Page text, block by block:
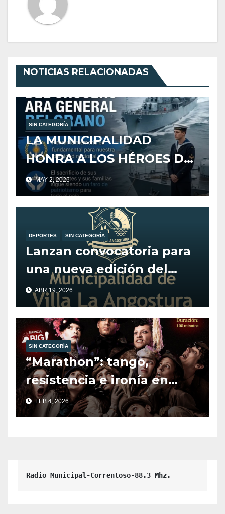
NOTICIAS RELACIONADAS
SIN CATEGORÍA
LA MUNICIPALIDAD
HONRA A LOS HÉROES DEL
CRUCERO ARA GENERAL
BELGRANO
MAY 2, 2026
DEPORTES SIN CATEGORÍA
Lanzan convocatoria para
una nueva edición del
programa Alentando el
Deporte.
ABR 19, 2026
SIN CATEGORÍA
“Marathon”: tango,
resistencia e ironía en
escena.
FEB 4, 2026
Radio Municipal-Correntoso-88.3 Mhz.